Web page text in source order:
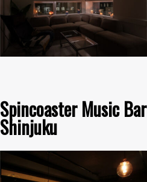
Spincoaster Music Bar
Shinjuku